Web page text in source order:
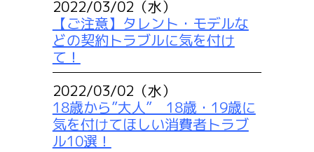
2022/03/02（水）
【ご注意】タレント・モデルな
どの契約トラブルに気を付け
て！
2022/03/02（水）
18歳から”大人” 18歳・19歳に
気を付けてほしい消費者トラブ
ル10選！